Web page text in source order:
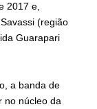
2017 e,
(região
Guarapari
a banda de
no núcleo da